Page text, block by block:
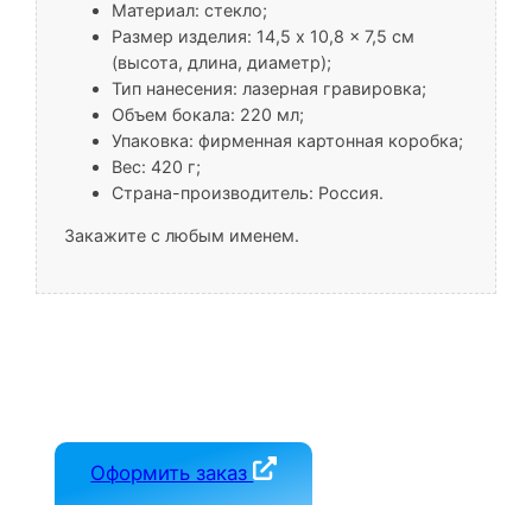
Материал: стекло;
Размер изделия: 14,5 x 10,8 x 7,5 см
(высота, длина, диаметр);
Тип нанесения: лазерная гравировка;
Объем бокала: 220 мл;
Упаковка: фирменная картонная коробка;
Вес: 420 г;
Страна-производитель: Россия.
Закажите с любым именем.
Оформить заказ